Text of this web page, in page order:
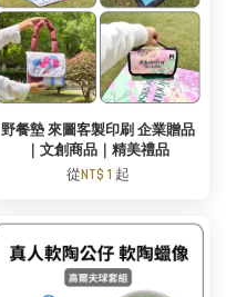
野餐墊 來圖客製印刷 企業贈品
｜文創商品｜精美禮品
從NT$ 1 起